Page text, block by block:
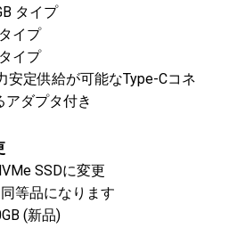
タイプ
イプ
イプ
安定供給が可能なType-Cコネ
アダプタ付き
SSDに変更
等品になります
(新品)